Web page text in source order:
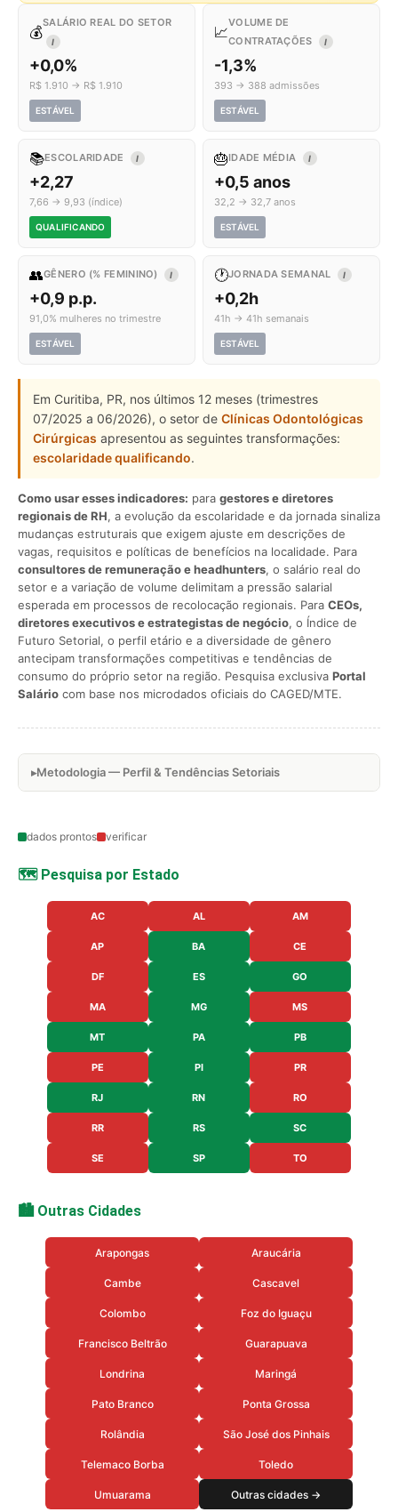
💰
SALÁRIO REAL DO SETOR
I
+0,0%
R$ 1.910 → R$ 1.910
ESTÁVEL
📈
VOLUME DE
CONTRATAÇÕES
I
-1,3%
393 → 388 admissões
ESTÁVEL
📚ESCOLARIDADE I
+2,27
7,66 → 9,93 (índice)
QUALIFICANDO
🎂IDADE MÉDIA I
+0,5 anos
32,2 → 32,7 anos
ESTÁVEL
👥GÊNERO (% FEMININO) I
+0,9 p.p.
91,0% mulheres no trimestre
ESTÁVEL
🕐JORNADA SEMANAL I
+0,2h
41h → 41h semanais
ESTÁVEL
Em Curitiba, PR, nos últimos 12 meses (trimestres
07/2025 a 06/2026), o setor de Clínicas Odontológicas
Cirúrgicas apresentou as seguintes transformações:
escolaridade qualificando.
Como usar esses indicadores: para gestores e diretores
regionais de RH, a evolução da escolaridade e da jornada sinaliza
mudanças estruturais que exigem ajuste em descrições de
vagas, requisitos e políticas de benefícios na localidade. Para
consultores de remuneração e headhunters, o salário real do
setor e a variação de volume delimitam a pressão salarial
esperada em processos de recolocação regionais. Para CEOs,
diretores executivos e estrategistas de negócio, o Índice de
Futuro Setorial, o perfil etário e a diversidade de gênero
antecipam transformações competitivas e tendências de
consumo do próprio setor na região. Pesquisa exclusiva Portal
Salário com base nos microdados oficiais do CAGED/MTE.
Metodologia — Perfil & Tendências Setoriais
dados prontos verificar
🗺️ Pesquisa por Estado
AC AL AM
AP BA CE
DF ES GO
MA MG MS
MT PA PB
PE PI PR
RJ RN RO
RR RS SC
SE SP TO
🏙️ Outras Cidades
Arapongas Araucária
Cambe Cascavel
Colombo Foz do Iguaçu
Francisco Beltrão Guarapuava
Londrina Maringá
Pato Branco Ponta Grossa
Rolândia São José dos Pinhais
Telemaco Borba Toledo
Umuarama Outras cidades →